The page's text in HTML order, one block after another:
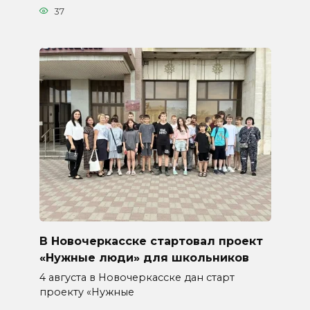
37
В Новочеркасске стартовал проект
«Нужные люди» для школьников
4 августа в Новочеркасске дан старт
проекту «Нужные